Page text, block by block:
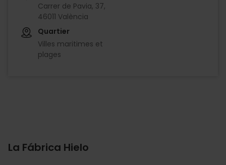
Carrer de Pavia, 37,
46011 València
Quartier
Villes maritimes et
plages
La Fábrica Hielo